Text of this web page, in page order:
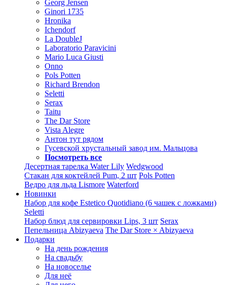
Georg Jensen
Ginori 1735
Hronika
Ichendorf
La DoubleJ
Laboratorio Paravicini
Mario Luca Giusti
Onno
Pols Potten
Richard Brendon
Seletti
Serax
Taitu
The Dar Store
Vista Alegre
Антон тут рядом
Гусевской хрустальный завод им. Мальцова
Посмотреть все
Десертная тарелка Water Lily Wedgwood
Стакан для коктейлей Pum, 2 шт Pols Potten
Ведро для льда Lismore Waterford
Новинки
Набор для кофе Estetico Quotidiano (6 чашек с ложками)
Seletti
Набор блюд для сервировки Lips, 3 шт Serax
Пепельница Abizyaeva The Dar Store × Abizyaeva
Подарки
На день рождения
На свадьбу
На новоселье
Для неё